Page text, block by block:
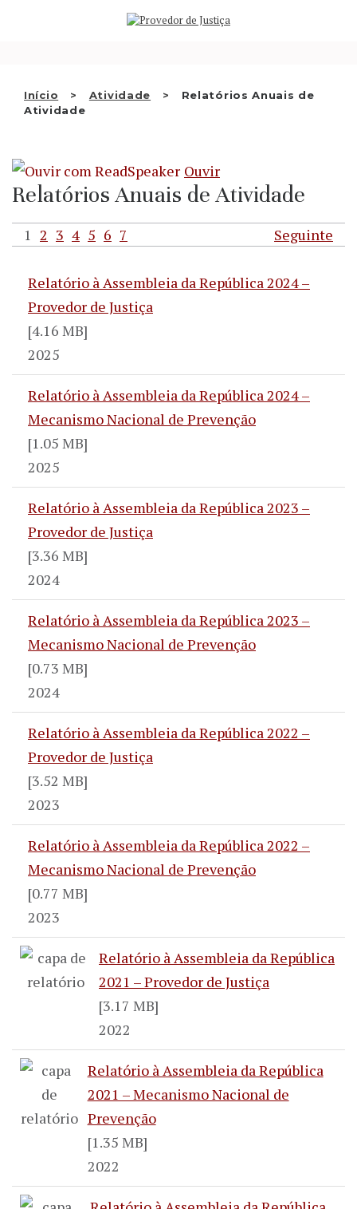
Início Atividade
Relatórios Anuais de
Atividade
QUEM SOMOS
RECOMENDAÇÕES E OUTRAS
DECISÕES
APRESENTAR QUEIXA
PT
Ouvir
Relatórios Anuais de Atividade
1 2 3 4 5 6 7 Seguinte
Relatório à Assembleia da República 2024 –
Provedor de Justiça
[4.16 MB]
2025
Relatório à Assembleia da República 2024 –
Mecanismo Nacional de Prevenção
[1.05 MB]
2025
Relatório à Assembleia da República 2023 –
Provedor de Justiça
[3.36 MB]
2024
Relatório à Assembleia da República 2023 –
Mecanismo Nacional de Prevenção
[0.73 MB]
2024
Relatório à Assembleia da República 2022 –
Provedor de Justiça
[3.52 MB]
2023
Relatório à Assembleia da República 2022 –
Mecanismo Nacional de Prevenção
[0.77 MB]
2023
Relatório à Assembleia da República
2021 – Provedor de Justiça
[3.17 MB]
2022
Relatório à Assembleia da República
2021 – Mecanismo Nacional de
Prevenção
[1.35 MB]
2022